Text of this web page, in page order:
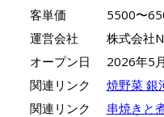
客単価
5500〜
運営会社
株式会社
オープン日
2026年5
関連リンク
焼野菜 銀
関連リンク
串焼きと